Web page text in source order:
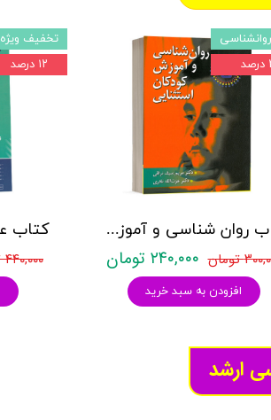
۴۴۰,۰۰۰ تومان
تخفیف ویژه
۱۲ درصد
کتاب روان شناسی و آموزش کودکان استثنائی - دکتر سیف نراقی ، عزت اله نادری - نشر ارسباران
تومان ۲۴۰,۰۰۰ تومان
افزودن به سبد خرید
ارشد